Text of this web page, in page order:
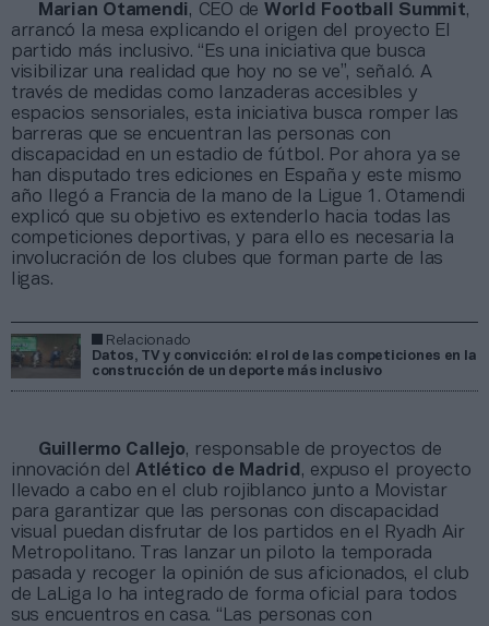
Marian Otamendi , CEO de World Football Summit,
arrancó la mesa explicando el origen del proyecto El
partido más inclusivo. “Es una iniciativa que busca
visibilizar una realidad que hoy no se ve”, señaló. A
través de medidas como lanzaderas accesibles y
espacios sensoriales, esta iniciativa busca romper las
barreras que se encuentran las personas con
discapacidad en un estadio de fútbol. Por ahora ya se
han disputado tres ediciones en España y este mismo
año llegó a Francia de la mano de la Ligue 1. Otamendi
explicó que su objetivo es extenderlo hacia todas las
competiciones deportivas, y para ello es necesaria la
involucración de los clubes que forman parte de las
ligas.
Relacionado
Datos, TV y convicción: el rol de las competiciones en la
construcción de un deporte más inclusivo
Guillermo Callejo, responsable de proyectos de
innovación delAtlético de Madrid , expuso el proyecto
llevado a cabo en el club rojiblanco junto a Movistar
para garantizar que las personas con discapacidad
visual puedan disfrutar de los partidos en el Ryadh Air
Metropolitano. Tras lanzar un piloto la temporada
pasada y recoger la opinión de sus aficionados, el club
de LaLiga lo ha integrado de forma oficial para todos
sus encuentros en casa. “Las personas con